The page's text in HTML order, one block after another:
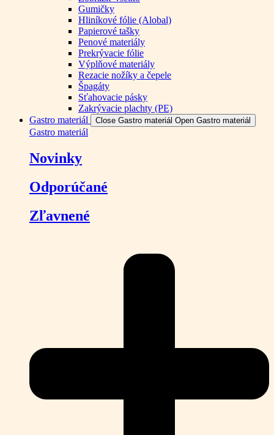
Gumičky
Hliníkové fólie (Alobal)
Papierové tašky
Penové materiály
Prekrývacie fólie
Výplňové materiály
Rezacie nožíky a čepele
Špagáty
Sťahovacie pásky
Zakrývacie plachty (PE)
Gastro materiál
Close Gastro materiál Open Gastro materiál
Gastro materiál
Novinky
Odporúčané
Zľavnené